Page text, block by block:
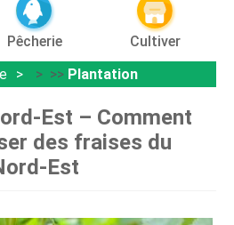
Pêcherie
Cultiver
> >> Plantation
Est – Comment
des fraises du
Est